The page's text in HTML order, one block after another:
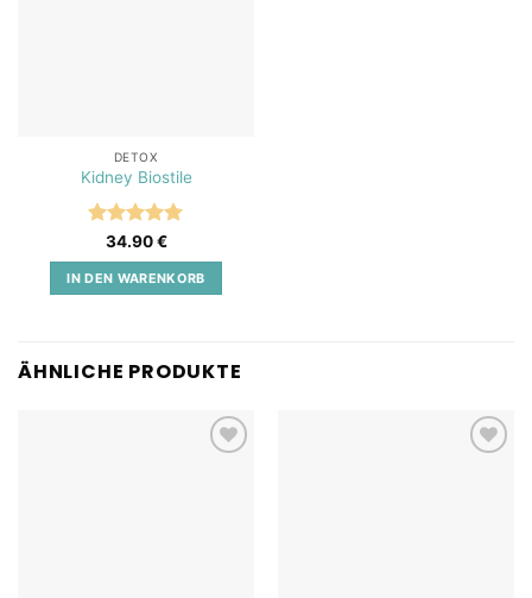
DETOX
Kidney Biostile
Bewertet
mit5von
5
34.90€
IN DEN WARENKORB
ÄHNLICHE PRODUKTE